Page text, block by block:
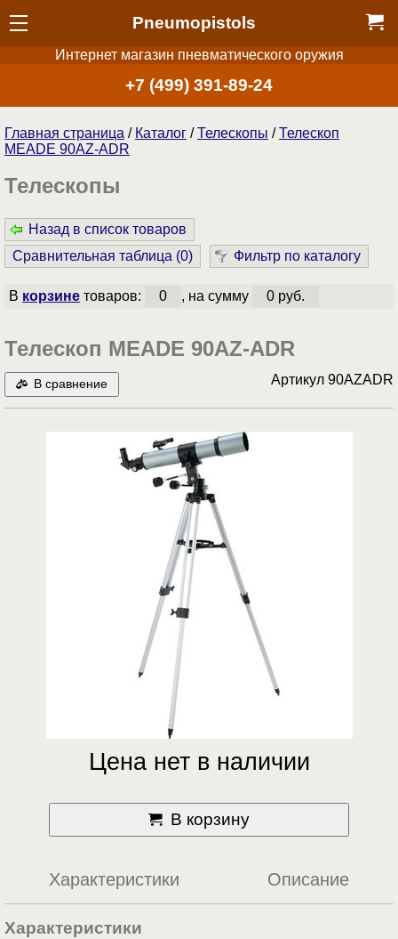
Pneumopistols
Интернет магазин пневматического оружия
+7 (499) 391-89-24
Главная страница / Каталог /Телескопы /Телескоп
MEADE 90AZ-ADR
Телескопы
Назад в список товаров
Сравнительная таблица (0) Фильтр по каталогу
В корзинетоваров: 0 , на сумму 0 руб.
Телескоп MEADE 90AZ-ADR
В сравнение Артикул 90AZADR
Цена нет в наличии
В корзину
Характеристики Описание
Характеристики